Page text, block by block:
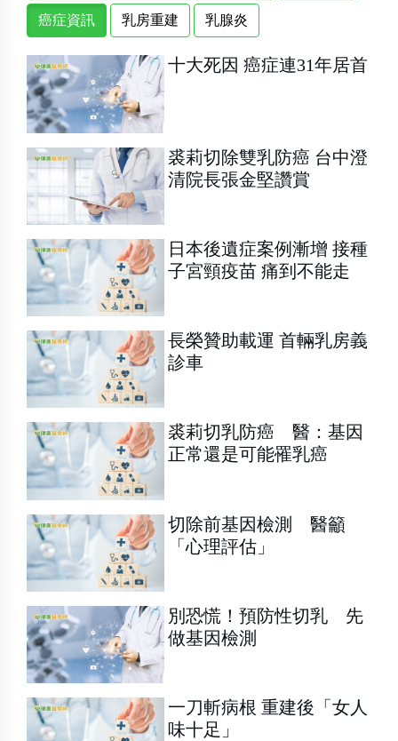
癌症資訊 乳房重建 乳腺炎
十大死因 癌症連31年居首
裘莉切除雙乳防癌 台中澄
清院長張金堅讚賞
日本後遺症案例漸增 接種
子宮頸疫苗 痛到不能走
長榮贊助載運 首輛乳房義
診車
裘莉切乳防癌 醫：基因
正常還是可能罹乳癌
切除前基因檢測 醫籲
「心理評估」
別恐慌！預防性切乳 先
做基因檢測
一刀斬病根 重建後「女人
味十足」